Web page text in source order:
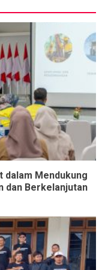
dalam Mendukung
dan Berkelanjutan